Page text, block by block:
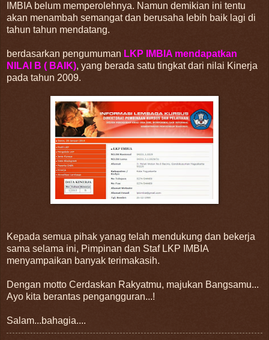
IMBIA belum memperolehnya. Namun demikian ini tentu
akan menambah semangat dan berusaha lebih baik lagi di
tahun tahun mendatang.
berdasarkan pengumuman LKP IMBIA mendapatkan
NILAI B ( BAIK), yang berada satu tingkat dari nilai Kinerja
pada tahun 2009.
Kepada semua pihak yanag telah mendukung dan bekerja
sama selama ini, Pimpinan dan Staf LKP IMBIA
menyampaikan banyak terimakasih.
Dengan motto Cerdaskan Rakyatmu, majukan Bangsamu...
Ayo kita berantas pengangguran...!
Salam...bahagia....